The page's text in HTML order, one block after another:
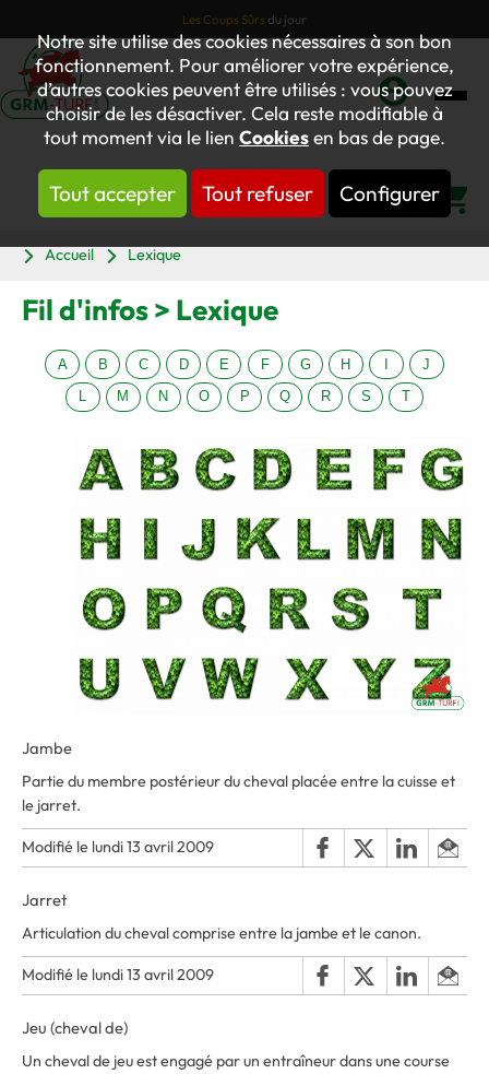
Notre site utilise des cookies nécessaires à son bon
fonctionnement. Pour améliorer votre expérience,
d’autres cookies peuvent être utilisés : vous pouvez
choisir de les désactiver. Cela reste modifiable à
tout moment via le lien Cookiesen bas de page.
Tout accepter Tout refuser Configurer
Les Coups Sûrs du jour
Mon
compte
Accueil
Lexique
Fil d'infos > Lexique
A B C D E F G H
J
L
M N O P Q R S T
Jambe
Partie du membre postérieur du cheval placée entre la cuisse et
le jarret.
Modifié le lundi 13 avril 2009
Jarret
Articulation du cheval comprise entre la jambe et le canon.
Modifié le lundi 13 avril 2009
Jeu (cheval de)
Un cheval de jeu est engagé par un entraîneur dans une course